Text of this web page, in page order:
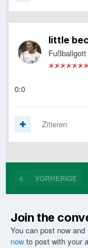
little
Fußballgott
0:0
Zitieren
VORHERIGE
Join the
You can post now
now to post with your